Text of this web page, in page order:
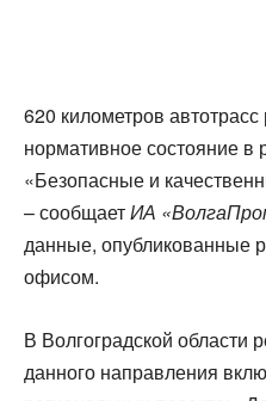
620 километров
нормативное состояние в
«Безопасные и
– сообщаетИА
данные, опубликованные
офисом.
В Волгоградской области
данного направления